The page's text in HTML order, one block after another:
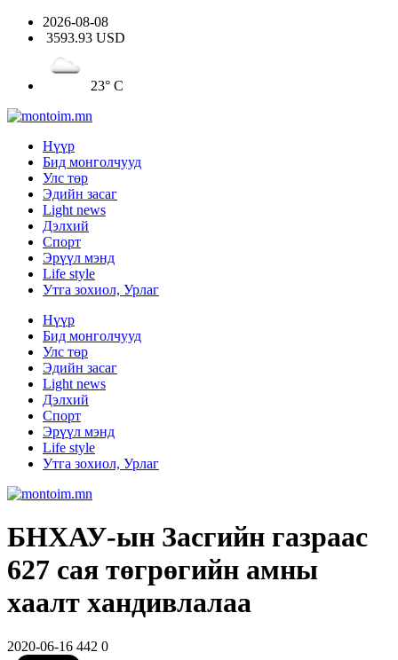
2026-08-08
3593.93 USD
23° C
Нүүр
Бид монголчууд
Улс төр
Эдийн засаг
Light news
Дэлхий
Спорт
Эрүүл мэнд
Life style
Утга зохиол, Урлаг
Нүүр
Бид монголчууд
Улс төр
Эдийн засаг
Light news
Дэлхий
Спорт
Эрүүл мэнд
Life style
Утга зохиол, Урлаг
БНХАУ-ын Засгийн газраас
627 сая төгрөгийн амны
хаалт хандивлалаа
2020-06-16 442 0